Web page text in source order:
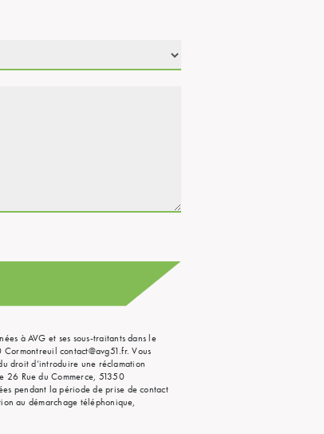
à AVG et ses sous-traitants dans le
Cormontreuil contact@avg51.fr. Vous
droit d’introduire une réclamation
26 Rue du Commerce, 51350
pendant la période de prise de contact
au démarchage téléphonique,